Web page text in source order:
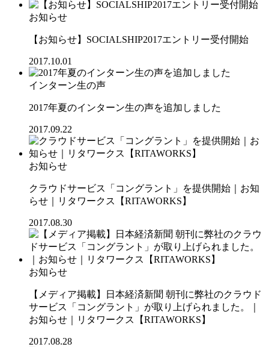
お知らせ
【お知らせ】SOCIALSHIP2017エントリー受付開始
2017.10.01
インターン生の声
2017年夏のインターン生の声を追加しました
2017.09.22
お知らせ
クラウドサービス「コングラント」を提供開始｜お知
らせ｜リタワークス【RITAWORKS】
2017.08.30
お知らせ
【メディア掲載】日本経済新聞 朝刊に弊社のクラウド
サービス「コングラント」が取り上げられました。｜
お知らせ｜リタワークス【RITAWORKS】
2017.08.28